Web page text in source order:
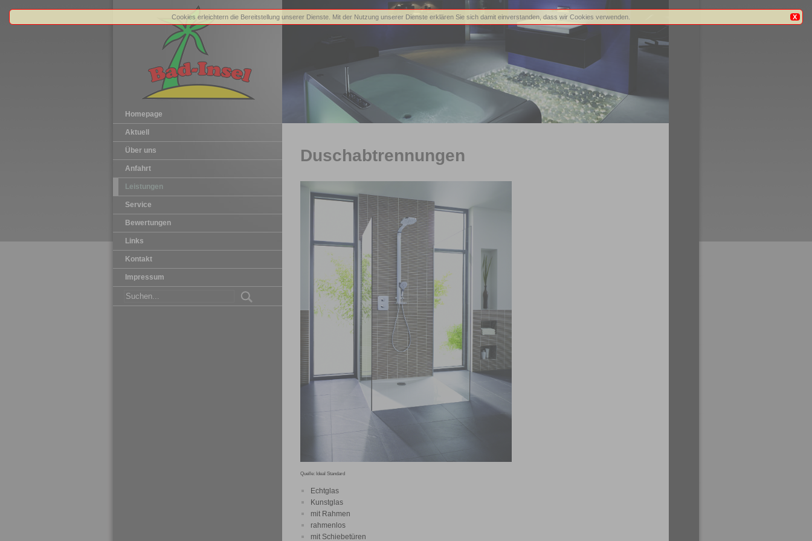
Homepage
Aktuell
Über uns
Anfahrt
Leistungen
Service
Bewertungen
Links
Kontakt
Impressum
Duschabtrennungen
Quelle: Ideal Standard
Echtglas
Kunstglas
mit Rahmen
rahmenlos
mit Schiebetüren
X
Cookies erleichtern die Bereitstellung unserer Dienste. Mit der Nutzung unserer Dienste erklären Sie sich damit einverstanden, dass wir Cookies verwenden.